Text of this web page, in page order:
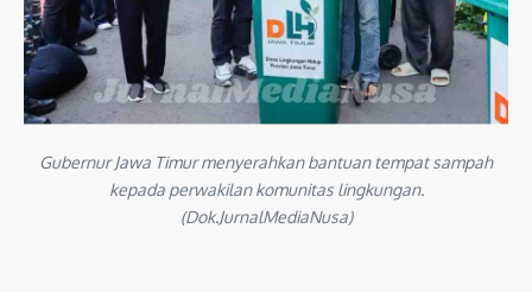
Gubernur Jawa Timur menyerahkan bantuan tempat sampah
kepada perwakilan komunitas lingkungan.
(Dok.JurnalMediaNusa)